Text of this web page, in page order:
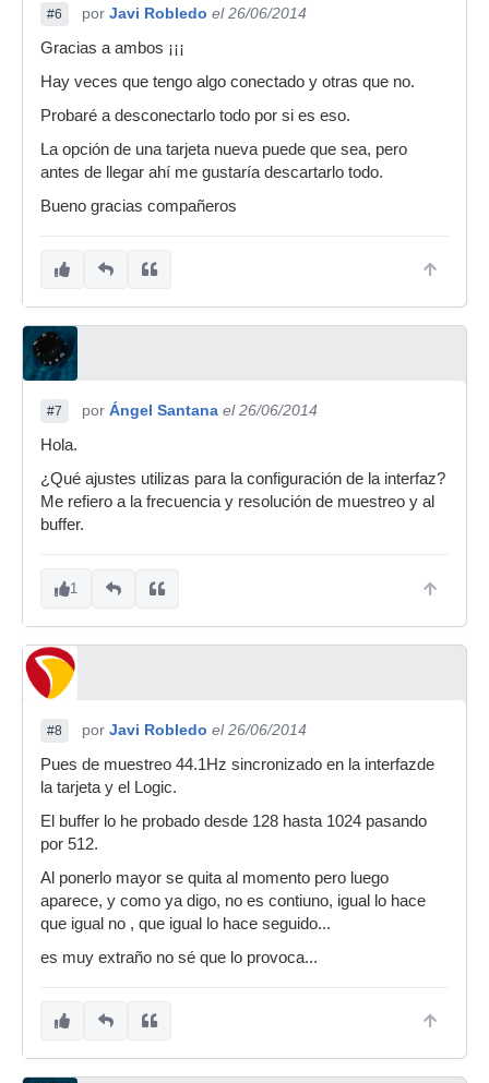
#6 por Javi Robledo el 26/06/2014
Gracias a ambos ¡¡¡
Hay veces que tengo algo conectado y otras que no.
Probaré a desconectarlo todo por si es eso.
La opción de una tarjeta nueva puede que sea, pero
antes de llegar ahí me gustaría descartarlo todo.
Bueno gracias compañeros
#7 por Ángel Santana el 26/06/2014
Hola.
¿Qué ajustes utilizas para la configuración de la interfaz?
Me refiero a la frecuencia y resolución de muestreo y al
buffer.
1
#8 por Javi Robledo el 26/06/2014
Pues de muestreo 44.1Hz sincronizado en la interfazde
la tarjeta y el Logic.
El buffer lo he probado desde 128 hasta 1024 pasando
por 512.
Al ponerlo mayor se quita al momento pero luego
aparece, y como ya digo, no es contiuno, igual lo hace
que igual no , que igual lo hace seguido...
es muy extraño no sé que lo provoca...